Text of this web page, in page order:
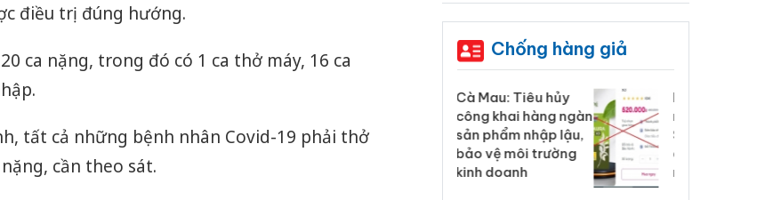
điều trị đúng hướng.
ca nặng, trong đó có 1 ca thở máy, 16 ca
tất cả những bệnh nhân Covid-19 phải thở
cần theo sát.
Chống hàng giả
sản phẩm nhập lậu,
Khẩn trương xác
minh, xử lý sản phẩm
Slimaura Care x3 sử
dụng giấy phép giả